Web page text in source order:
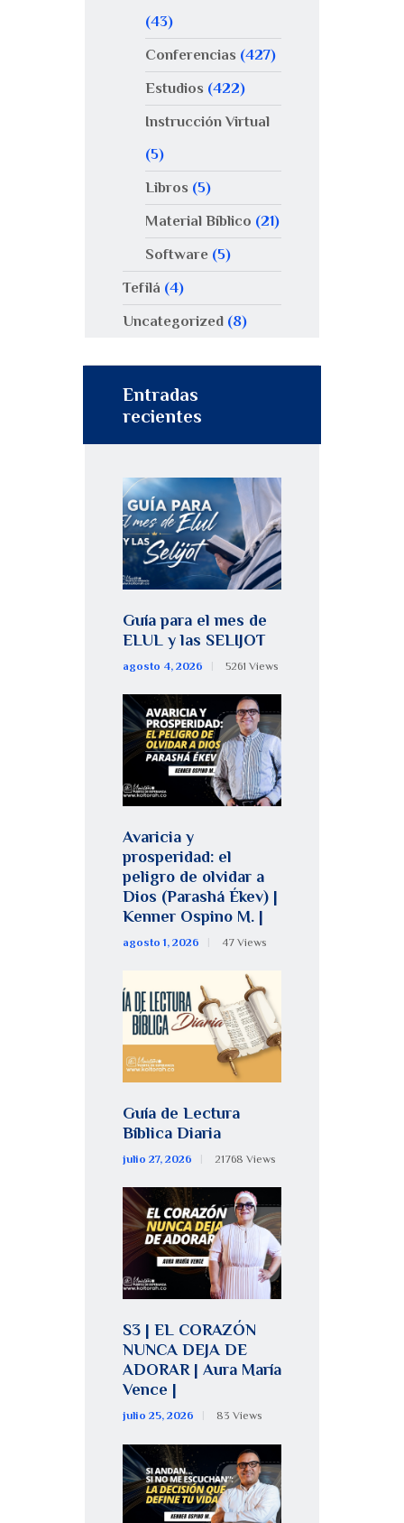
(43)
Conferencias (427)
Estudios (422)
Instrucción Virtual
(5)
Libros (5)
Material Bíblico (21)
Software(5)
Tefilá (4)
Uncategorized (8)
Entradas
recientes
Guía para el mes de
ELUL y las SELIJOT
agosto 4, 2026 5261 Views
Avaricia y
prosperidad: el
peligro de olvidar a
Dios (Parashá Ékev) |
Kenner Ospino M. |
agosto 1, 2026 47 Views
Guía de Lectura
Bíblica Diaria
julio 27, 2026 21768 Views
S3 | EL CORAZÓN
NUNCA DEJA DE
ADORAR | Aura María
Vence |
julio 25, 2026 83 Views